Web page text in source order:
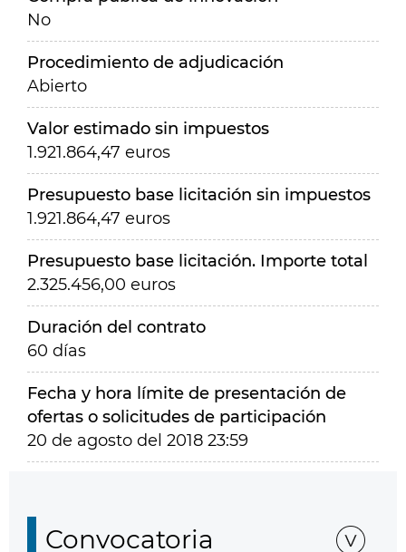
No
Procedimiento de adjudicación
Abierto
Valor estimado sin impuestos
1.921.864,47 euros
Presupuesto base licitación sin impuestos
1.921.864,47 euros
Presupuesto base licitación. Importe total
2.325.456,00 euros
Duración del contrato
60 días
Fecha y hora límite de presentación de
ofertas o solicitudes de participación
20 de agosto del 2018 23:59
Convocatoria